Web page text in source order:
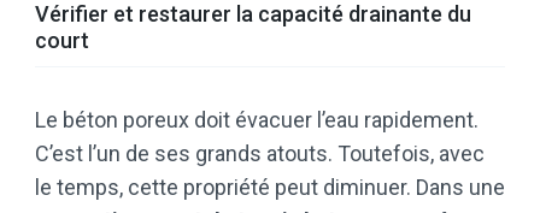
Vérifier et restaurer la capacité drainante du
court
Le béton poreux doit évacuer l’eau rapidement.
C’est l’un de ses grands atouts. Toutefois, avec
le temps, cette propriété peut diminuer. Dans une